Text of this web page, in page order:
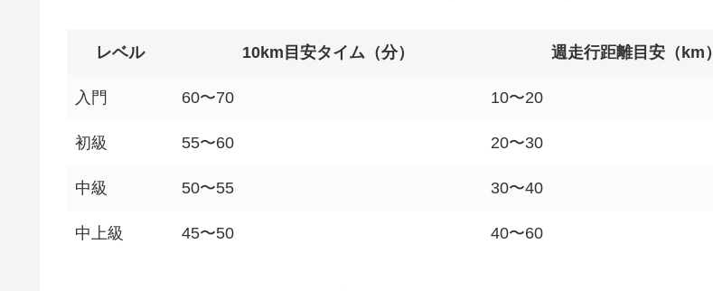
レベル 10km目安タイム（分） 週走行距離目安（km）
入門 60〜70 10〜20
初級 55〜60 20〜30
中級 50〜55 30〜40
中上級 45〜50 40〜60